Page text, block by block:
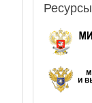
Ресурсы